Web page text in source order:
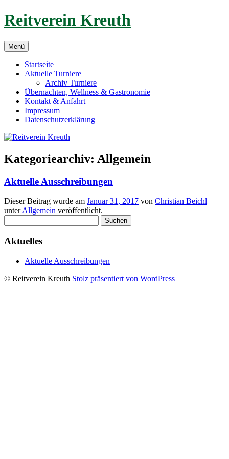
Zum
Inhalt
Reitverein Kreuth
Menü
Startseite
Aktuelle Turniere
Archiv Turniere
Übernachten, Wellness & Gastronomie
Kontakt & Anfahrt
Impressum
Datenschutzerklärung
Kategoriearchiv: Allgemein
Aktuelle Ausschreibungen
Dieser Beitrag wurde am Januar 31, 2017 von Christian Beichl
unterAllgemein veröffentlicht.
nach:
Aktuelles
Aktuelle Ausschreibungen
© Reitverein Kreuth Stolz präsentiert von WordPress